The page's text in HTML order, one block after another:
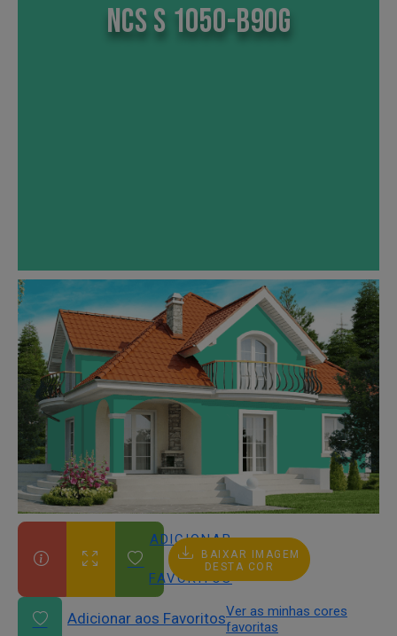
NCS S 1050-B90G
ADICIONAR
AOS
FAVORITOS
BAIXAR IMAGEM
DESTA COR
Adicionar aos FavoritosVer as minhas cores
favoritas